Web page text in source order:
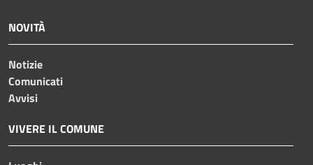
NOVITÀ
Notizie
Comunicati
Avvisi
VIVERE IL COMUNE